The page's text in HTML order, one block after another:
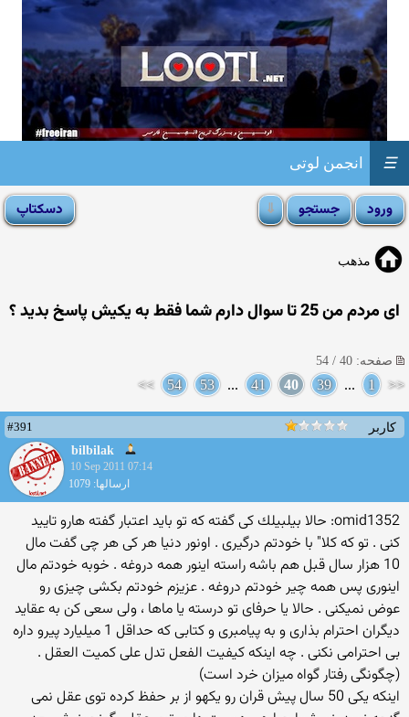
انجمن لوتی ☰
مذهب
ای مردم من 25 تا سوال دارم شما فقط به یکیش پاسخ بدید ؟
صفحه: 40 / 54
<<
1
...
39
40
41
...
53
54
>>
کاربر
#391
bilbilak
10 Sep 2011 07:14
ارسالها: 1079
omid1352: حالا بیلبیلك كی گفته كه تو باید اعتبار گفته هارو تایید
كنی . تو كه كلا" با خودتم درگیری . اونور دنیا هر كی هر چی گفت مال
10 هزار سال قبل هم باشه راسته اینور همه دروغه . خوبه خودتم مال
اینوری پس همه چیر خودتم دروغه . عزیزم خودتم بكشی چیزی رو
عوض نمیكنی . حالا یا حرفای تو درسته یا ماها ، ولی سعی كن به عقاید
دیگران احترام بذاری و به پیامبری و كتابی كه حداقل 1 میلیارد پیرو داره
بی احترامی نكنی . چه اینكه كیفیت الفعل تدل علی كمیت العقل .
(چگونگی رفتار گواه میزان خرد است)
اینكه یكی 50 سال پیش قران رو یكهو از بر حفظ كرده توی عقل نمی